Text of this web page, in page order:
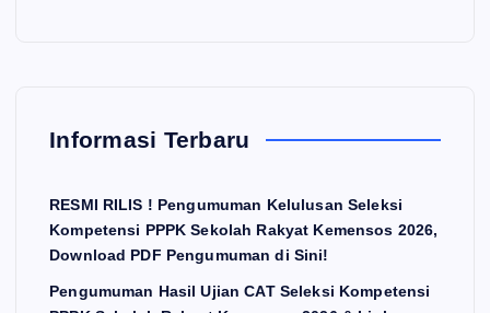
Informasi Terbaru
RESMI RILIS ! Pengumuman Kelulusan Seleksi
Kompetensi PPPK Sekolah Rakyat Kemensos 2026,
Download PDF Pengumuman di Sini!
Pengumuman Hasil Ujian CAT Seleksi Kompetensi